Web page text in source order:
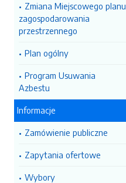
Zmiana Miejscowego planu
zagospodarowania
przestrzennego
Plan ogólny
Program Usuwania
Azbestu
Informacje
Zamówienie publiczne
Zapytania ofertowe
Wybory